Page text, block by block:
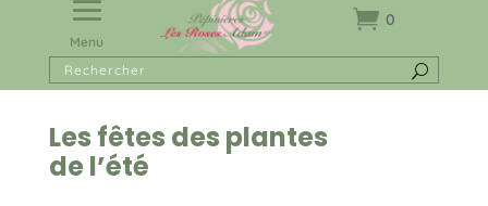
Menu
0
Les fêtes des plantes
de l’été